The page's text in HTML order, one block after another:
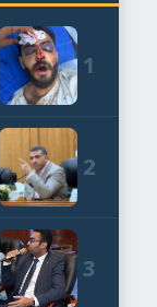
1
2
3